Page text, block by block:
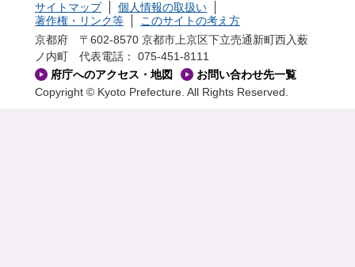
サイトマップ
個人情報の取扱い
著作権・リンク等
このサイトの考え方
京都府 〒602-8570 京都市上京区下立売通新町西入薮
ノ内町
代表電話： 075-451-8111
府庁へのアクセス・地図
お問い合わせ先一覧
Copyright © Kyoto Prefecture. All Rights Reserved.